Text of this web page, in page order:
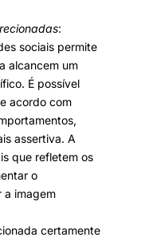
:
sociais permite
alcancem um
É possível
acordo com
assertiva. A
que refletem os
o
a imagem
certamente